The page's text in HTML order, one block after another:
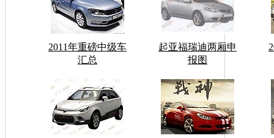
2011年重磅中级车
汇总
起亚福瑞迪两厢申
报图